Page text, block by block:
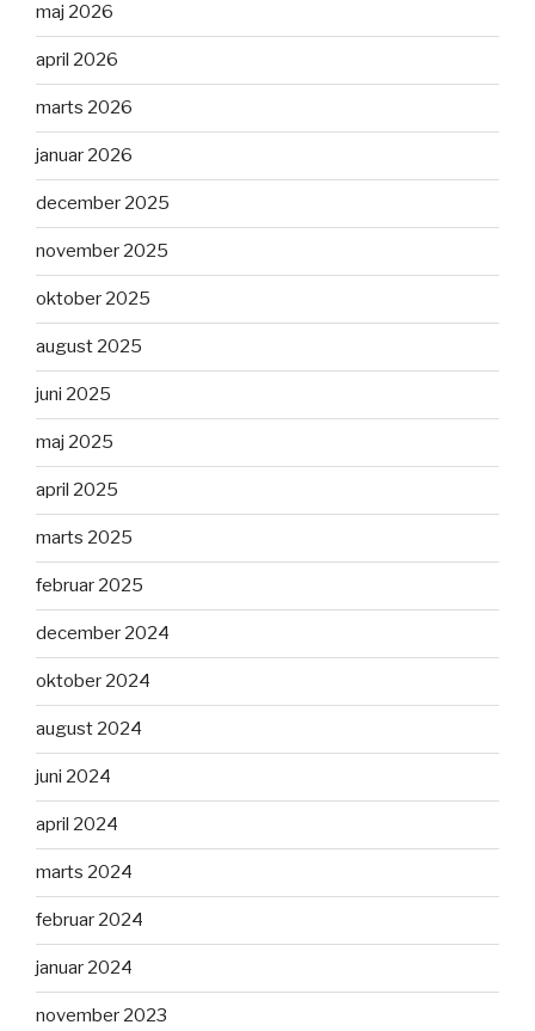
maj 2026
april 2026
marts 2026
januar 2026
december 2025
november 2025
oktober 2025
august 2025
juni 2025
maj 2025
april 2025
marts 2025
februar 2025
december 2024
oktober 2024
august 2024
juni 2024
april 2024
marts 2024
februar 2024
januar 2024
november 2023